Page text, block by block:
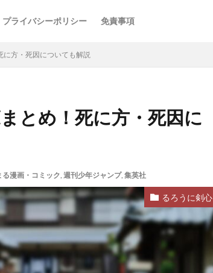
プライバシーポリシー 免責事項
に方・死因についても解説
とめ！死に方・死因に
る漫画・コミック, 週刊少年ジャンプ, 集英社
るろうに剣心